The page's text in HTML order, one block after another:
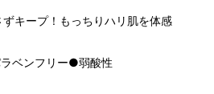
キープ！もっちりハリ肌を体感
ベンフリー●弱酸性